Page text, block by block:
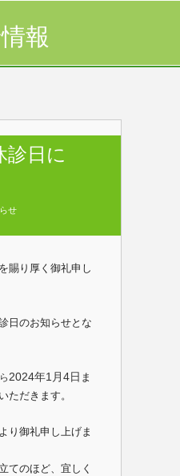
報
診日に
せ
賜り厚く御礼申し
日のお知らせとな
2024年1月4日 ま
ただきます。
り御礼申し上げま
てのほど、宜しく